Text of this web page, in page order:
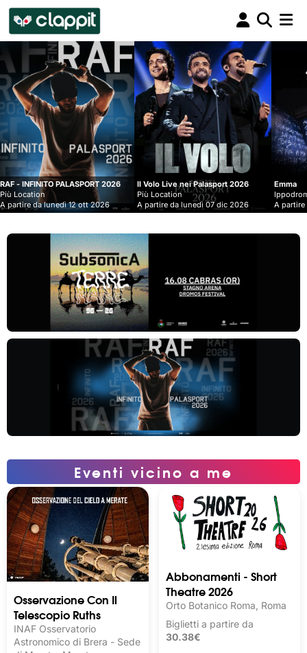
Clappit
biglietteria
2026
2026
Il Volo Live nei Palasport 2026
Più Location
A partire da lunedì 07 dic 2026
Emma
Ippodromo Snai - San Siro
A partire da mercoledì 09 set
Eventi vicino a me
Osservazione Con Il
Telescopio Ruths
INAF Osservatorio
Astronomico di Brera - Sede
Abbonamenti - Short
Theatre 2026
Orto Botanico Roma, Roma
Biglietti a partire da
30.38€